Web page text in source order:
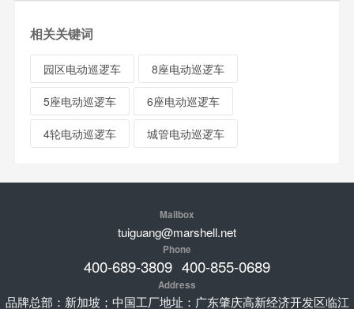
相关关键词
园区电动巡逻车 8座电动巡逻车
5座电动巡逻车 6座电动巡逻车
4轮电动巡逻车 城管电动巡逻车
Mailbox
tuiguang@marshell.net
Phone
400-689-3809 400-855-0689
Address
品牌总部：新加坡；中国工厂地址：广东肇庆高新经济开发区临江